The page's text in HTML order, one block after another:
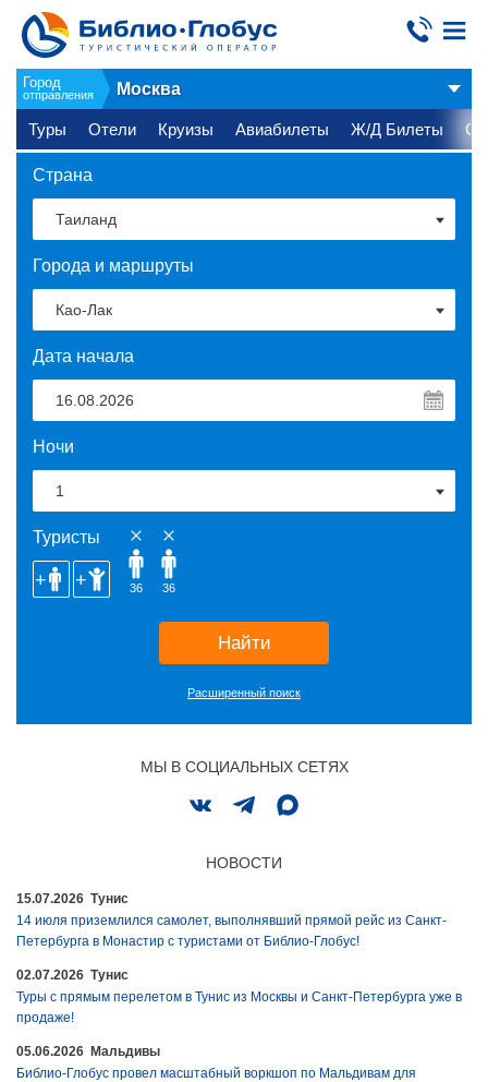
Город
отправления Москва
Туры Отели Круизы Авиабилеты Ж/Д Билеты
Страна
Города и маршруты
Дата начала
Ночи
Туристы
36 36
Найти
Расширенный поиск
МЫ В СОЦИАЛЬНЫХ СЕТЯХ
НОВОСТИ
15.07.2026 Тунис
14 июля приземлился самолет, выполнявший прямой рейс из Санкт-
Петербурга в Монастир с туристами от Библио-Глобус!
02.07.2026 Тунис
Туры с прямым перелетом в Тунис из Москвы и Санкт-Петербурга уже в
продаже!
05.06.2026 Мальдивы
Библио-Глобус провел масштабный воркшоп по Мальдивам для